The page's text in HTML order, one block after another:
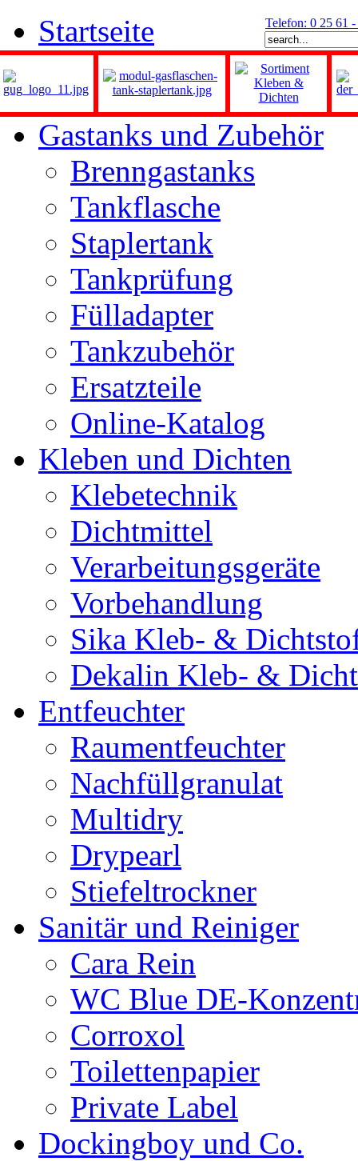
Telefon: 0 25 61
Startseite
Gastanks und Zubehör
Brenngastanks
Tankflasche
Staplertank
Tankprüfung
Fülladapter
Tankzubehör
Ersatzteile
Online-Katalog
Kleben und Dichten
Klebetechnik
Dichtmittel
Verarbeitungsgeräte
Vorbehandlung
Sika Kleb- &
Dekalin Kleb- &
Entfeuchter
Raumentfeuchter
Nachfüllgranulat
Multidry
Drypearl
Stiefeltrockner
Sanitär und Reiniger
Cara Rein
WC Blue DE-
Corroxol
Toilettenpapier
Private Label
Dockingboy und Co.